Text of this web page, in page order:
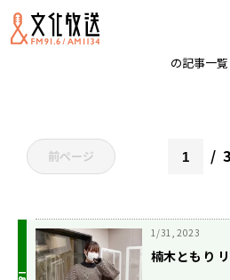
の記事一覧
前ページ 3
1/31, 2023
楠木ともり